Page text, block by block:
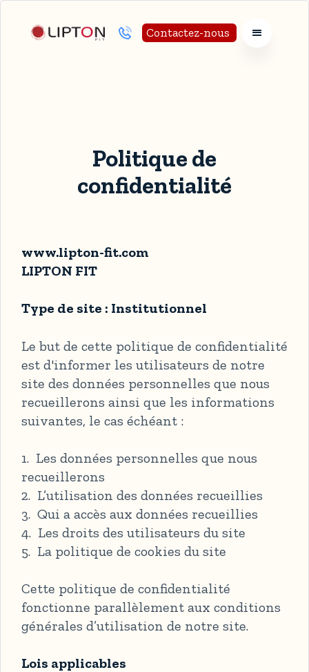
Contactez-nous
Politique de
confidentialité
www.lipton-fit.com
LIPTON FIT
Type de site : Institutionnel
Le but de cette politique de confidentialité
est d'informer les utilisateurs de notre
site des données personnelles que nous
recueillerons ainsi que les informations
suivantes, le cas échéant :
1. Les données personnelles que nous
recueillerons
2. L’utilisation des données recueillies
3. Qui a accès aux données recueillies
4. Les droits des utilisateurs du site
5. La politique de cookies du site
Cette politique de confidentialité
fonctionne parallèlement aux conditions
générales d’utilisation de notre site.
Lois applicables